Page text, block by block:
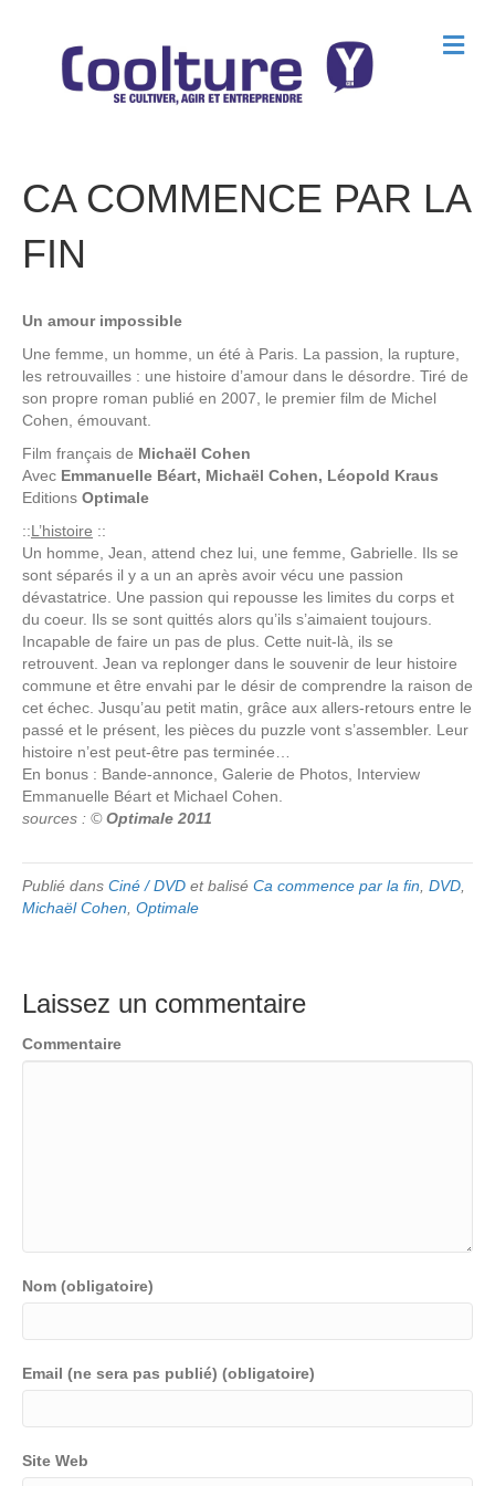
M
e
CA COMMENCE PAR LA
FIN
Un amour impossible
Une femme, un homme, un été à Paris. La passion, la rupture,
les retrouvailles : une histoire d’amour dans le désordre. Tiré de
son propre roman publié en 2007, le premier film de Michel
Cohen, émouvant.
Film français de Michaël Cohen
Avec Emmanuelle Béart, Michaël Cohen, Léopold Kraus
Editions Optimale
::L’histoire ::
Un homme, Jean, attend chez lui, une femme, Gabrielle. Ils se
sont séparés il y a un an après avoir vécu une passion
dévastatrice. Une passion qui repousse les limites du corps et
du coeur. Ils se sont quittés alors qu’ils s’aimaient toujours.
Incapable de faire un pas de plus. Cette nuit-là, ils se
retrouvent. Jean va replonger dans le souvenir de leur histoire
commune et être envahi par le désir de comprendre la raison de
cet échec. Jusqu’au petit matin, grâce aux allers-retours entre le
passé et le présent, les pièces du puzzle vont s’assembler. Leur
histoire n’est peut-être pas terminée…
En bonus : Bande-annonce, Galerie de Photos, Interview
Emmanuelle Béart et Michael Cohen.
sources : ©Optimale 2011
Publié dans Ciné / DVD et balisé Ca commence par la fin DVD
Michaël Cohen Optimale
Laissez un commentaire
Commentaire
Nom (obligatoire)
Email (ne sera pas publié) (obligatoire)
Site Web